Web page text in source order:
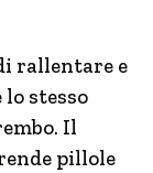
rallentare e
stesso
Il
pillole